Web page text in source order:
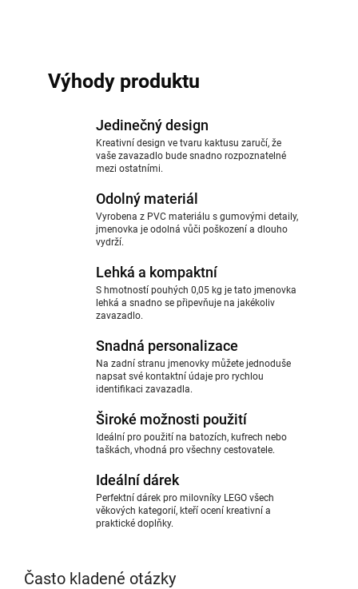
Výhody produktu
Jedinečný design
Kreativní design ve tvaru kaktusu zaručí, že
vaše zavazadlo bude snadno rozpoznatelné
mezi ostatními.
Odolný materiál
Vyrobena z PVC materiálu s gumovými detaily,
jmenovka je odolná vůči poškození a dlouho
vydrží.
Lehká a kompaktní
S hmotností pouhých 0,05 kg je tato jmenovka
lehká a snadno se připevňuje na jakékoliv
zavazadlo.
Snadná personalizace
Na zadní stranu jmenovky můžete jednoduše
napsat své kontaktní údaje pro rychlou
identifikaci zavazadla.
Široké možnosti použití
Ideální pro použití na batozích, kufrech nebo
taškách, vhodná pro všechny cestovatele.
Ideální dárek
Perfektní dárek pro milovníky LEGO všech
věkových kategorií, kteří ocení kreativní a
praktické doplňky.
Často kladené otázky